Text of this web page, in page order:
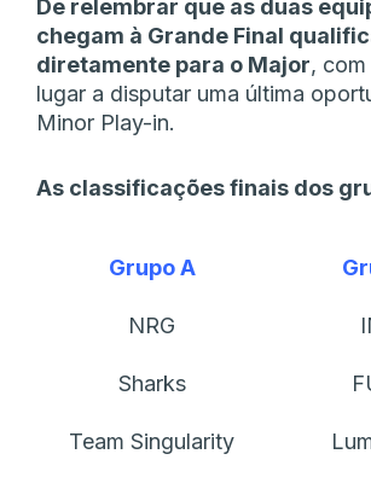
De relembrar que as duas
chegam à Grande Final
diretamente para o Major,
lugar a disputar uma última
Minor Play-in.
As classificações finais dos
Grupo A
NRG
Sharks
Team Singularity